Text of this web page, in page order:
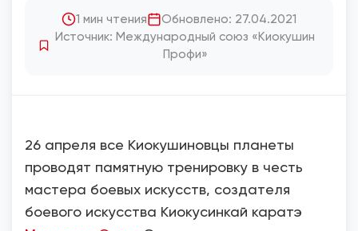
1 мин чтения
Обновлено: 27.04.2021
Источник: Международный союз «Киокушин
Профи»
26 апреля все Киокушиновцы планеты
проводят памятную тренировку в честь
мастера боевых искусств, создателя
боевого искусства Киокусинкай каратэ